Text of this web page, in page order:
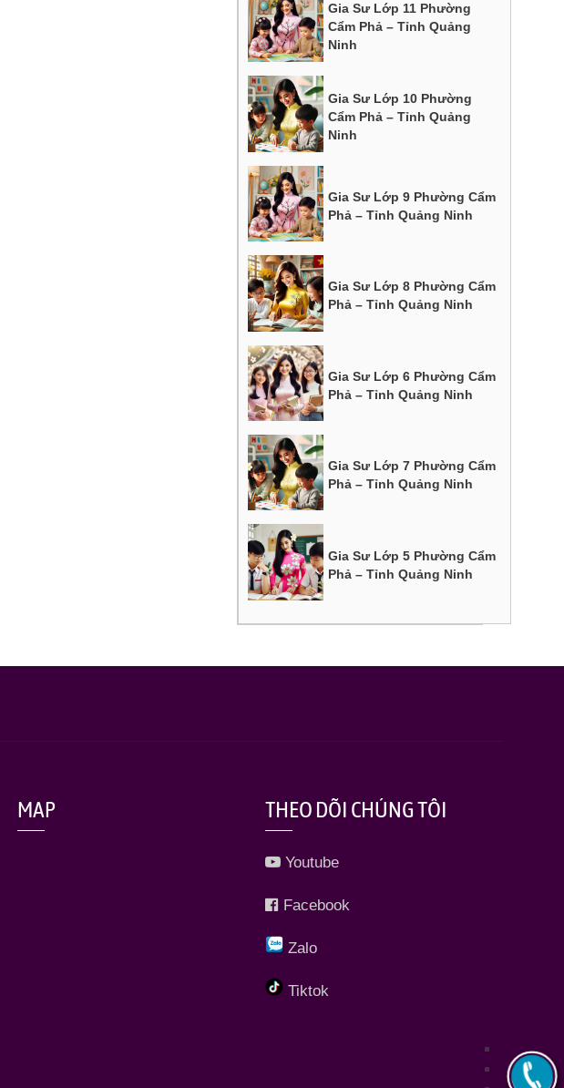
Gia Sư Lớp 11 Phường
Cẩm Phả – Tỉnh Quảng
Ninh
Gia Sư Lớp 10 Phường
Cẩm Phả – Tỉnh Quảng
Ninh
Gia Sư Lớp 9 Phường Cẩm
Phả – Tỉnh Quảng Ninh
Gia Sư Lớp 8 Phường Cẩm
Phả – Tỉnh Quảng Ninh
Gia Sư Lớp 6 Phường Cẩm
Phả – Tỉnh Quảng Ninh
Gia Sư Lớp 7 Phường Cẩm
Phả – Tỉnh Quảng Ninh
Gia Sư Lớp 5 Phường Cẩm
Phả – Tỉnh Quảng Ninh
MAP THEO DÕI CHÚNG TÔI
Youtube
Facebook
Zalo
Tiktok